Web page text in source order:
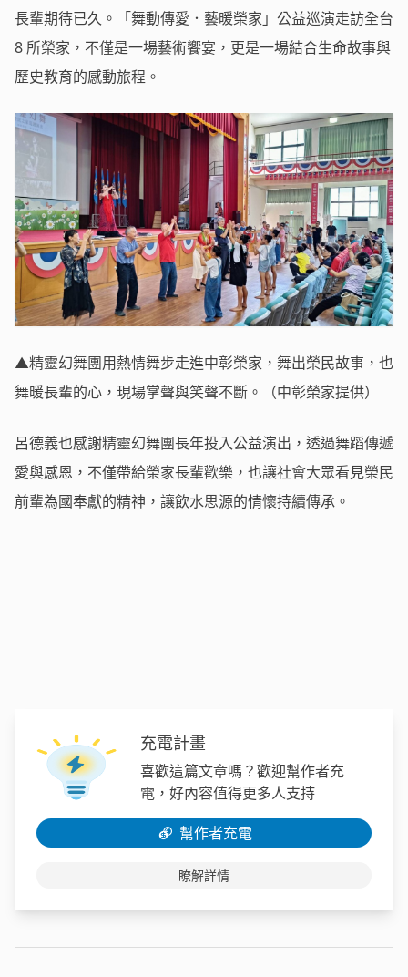
長輩期待已久。「舞動傳愛．藝暖榮家」公益巡演走訪全台
8 所榮家，不僅是一場藝術饗宴，更是一場結合生命故事與
歷史教育的感動旅程。
▲精靈幻舞團用熱情舞步走進中彰榮家，舞出榮民故事，也
舞暖長輩的心，現場掌聲與笑聲不斷。（中彰榮家提供）
呂德義也感謝精靈幻舞團長年投入公益演出，透過舞蹈傳遞
愛與感恩，不僅帶給榮家長輩歡樂，也讓社會大眾看見榮民
前輩為國奉獻的精神，讓飲水思源的情懷持續傳承。
充電計畫
喜歡這篇文章嗎？歡迎幫作者充
電，好內容值得更多人支持
幫作者充電
瞭解詳情